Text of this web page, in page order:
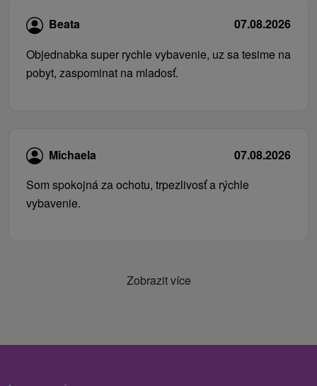
Beata
07.08.2026
Objednabka super rychle vybavenie, uz sa tesime na
pobyt, zaspominat na mladosť.
Michaela
07.08.2026
Som spokojná za ochotu, trpezlivosť a rýchle
vybavenie.
Zobrazit více